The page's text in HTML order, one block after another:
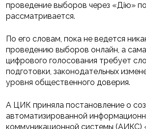
проведение выборов через «Дію»
рассматривается.
По его словам, пока не ведется
проведению выборов онлайн, а
цифрового голосования требует
подготовки, законодательных
уровня общественного доверия.
А ЦИК приняла постановление о
автоматизированной
коммуникационной системы (АИКС)